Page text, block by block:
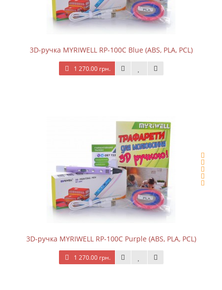
3D-ручка MYRIWELL RP-100C Blue (ABS, PLA, PCL)
1 270.00 грн.
3D-ручка MYRIWELL RP-100C Purple (ABS, PLA, PCL)
1 270.00 грн.